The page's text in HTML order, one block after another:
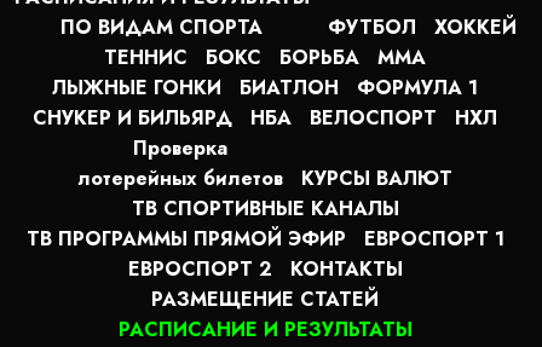
ПО ВИДАМ СПОРТА
ФУТБОЛ
ХОККЕЙ
ТЕННИС
БОКС БОРЬБА
MMA
ЛЫЖНЫЕ ГОНКИ
БИАТЛОН
ФОРМУЛА 1
СНУКЕР И БИЛЬЯРД
НБА ВЕЛОСПОРТ
НХЛ
Проверка
лотерейных билетов
КУРСЫ ВАЛЮТ
ТВ СПОРТИВНЫЕ КАНАЛЫ
ТВ ПРОГРАММЫ ПРЯМОЙ ЭФИР
ЕВРОСПОРТ 1
ЕВРОСПОРТ 2
КОНТАКТЫ
РАЗМЕЩЕНИЕ СТАТЕЙ
РАСПИСАНИЕ И РЕЗУЛЬТАТЫ